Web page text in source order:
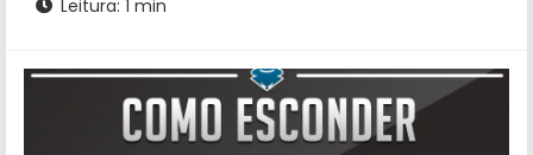
Leitura: 1 min